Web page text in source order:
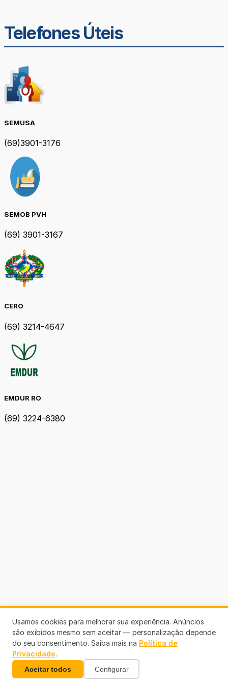
Telefones Úteis
SEMUSA
(69)3901-3176
SEMOB PVH
(69) 3901-3167
CERO
(69) 3214-4647
EMDUR RO
(69) 3224-6380
Usamos cookies para melhorar sua experiência. Anúncios
são exibidos mesmo sem aceitar — personalização depende
do seu consentimento. Saiba mais na Política de
Privacidade.
Aceitar todos Configurar